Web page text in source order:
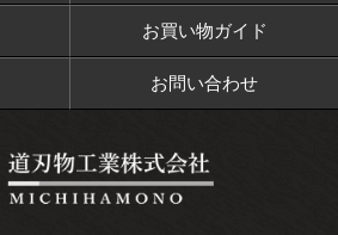
お買い物ガイド
お問い合わせ